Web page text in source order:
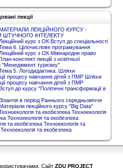
лекції
МАТЕРІАЛИ ЛЕКЦІЙНОГО КУРСУ -
ІНТЕЛЕКТУ
курс з ОК Вступ до спеціальності
6. Цілочислове програмування
курс з ОК Міжнародне право
конспект лекцій з освітньої
"Менеджмент туризму"
5. Логодидактика. Шляхи
процесу навчання дітей з ПМР Шляхи
процесу навчання дітей з ПМР
до курсу "Політичні трансформації в
в період Раннього середньовіччя
лекційного курсу "Big Data"
та екобезпека Техноекологія
Техноекологія та екобезпека
та екобезпека Техноекологія та
та екобезпека
Сайт ZDU PROJECT